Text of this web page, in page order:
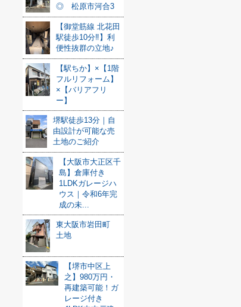
◎ 松原市河合3
【御堂筋線 北花田
駅徒歩10分‼】利
便性抜群の立地♪
【駅ちか】×【1階
フルリフォーム】
×【バリアフリ
ー】
堺駅徒歩13分｜自
由設計が可能な売
土地のご紹介
【大阪市大正区千
島】倉庫付き
1LDKガレージハ
ウス｜令和6年完
成の未...
東大阪市岩田町
土地
【堺市中区上
之】980万円・
再建築可能！ガ
レージ付き